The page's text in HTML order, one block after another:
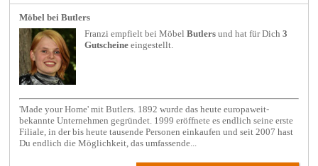
Möbel bei Butlers
Franzi empfielt beiMöbel Butlers und hat für Dich3
Gutscheine eingestellt.
'Made your Home' mit Butlers. 1892 wurde das heute europaweit-
bekannte Unternehmen gegründet. 1999 eröffnete es endlich seine erste
Filiale, in der bis heute tausende Personen einkaufen und seit 2007 hast
Du endlich die Möglichkeit, das umfassende...